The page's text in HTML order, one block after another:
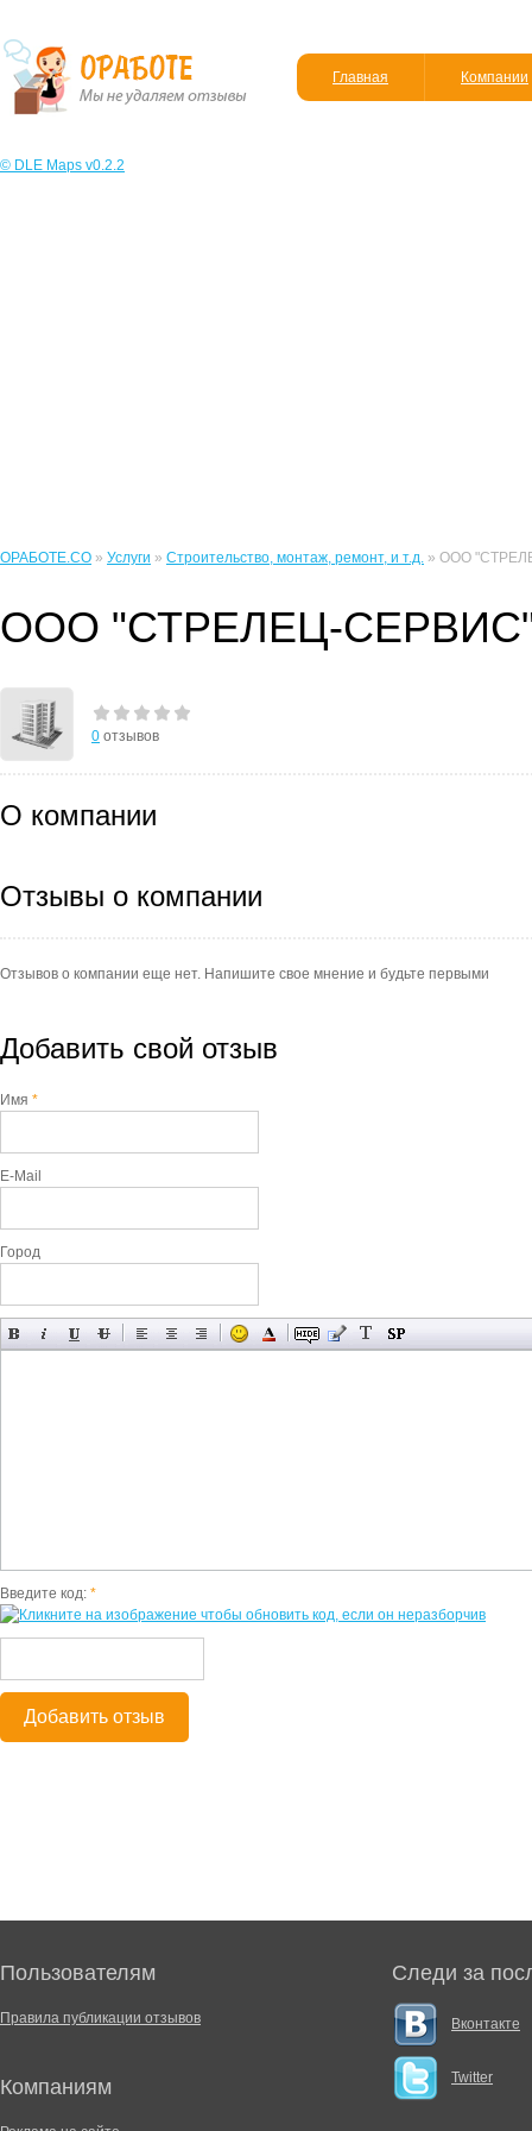
Главная Компании
© DLE Maps v0.2.2
ОРАБОТЕ.CO » Услуги » Строительство, монтаж, ремонт, и т.д. » ООО
ООО "СТРЕЛЕЦ-
0 отзывов
О компании
Отзывы о компании
Отзывов о компании еще нет. Напишите свое мнение и будьте первыми
Добавить свой отзыв
Имя *
E-Mail
Город
Введите код: *
Добавить отзыв
Пользователям
Правила публикации отзывов
Компаниям
Следи за
Вконтакте
Twitter